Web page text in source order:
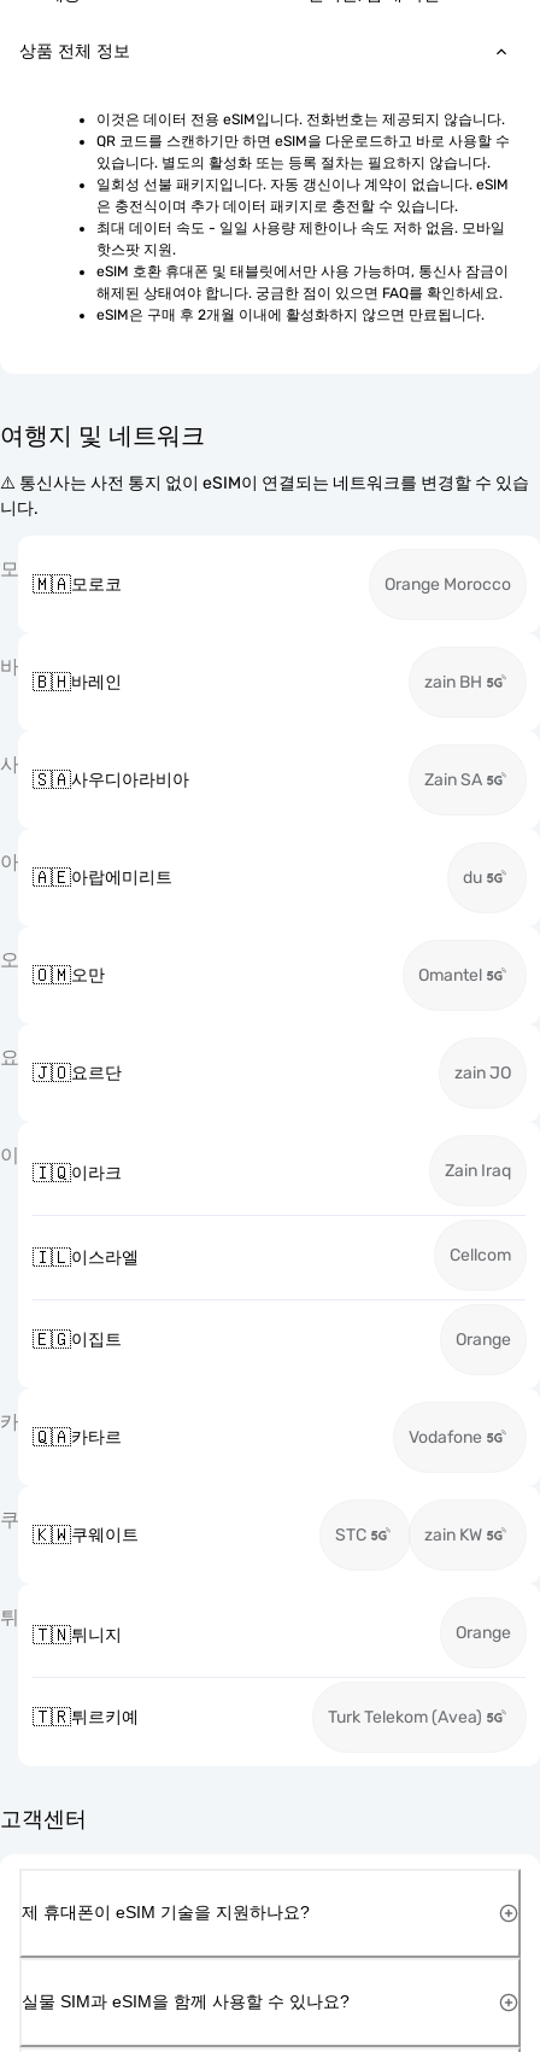
상품 전체 정보
이것은 데이터 전용 eSIM입니다. 전화번호는 제공되지 않습니다.
QR 코드를 스캔하기만 하면 eSIM을 다운로드하고 바로 사용할 수
있습니다. 별도의 활성화 또는 등록 절차는 필요하지 않습니다.
일회성 선불 패키지입니다. 자동 갱신이나 계약이 없습니다. eSIM
은 충전식이며 추가 데이터 패키지로 충전할 수 있습니다.
최대 데이터 속도 - 일일 사용량 제한이나 속도 저하 없음. 모바일
핫스팟 지원.
eSIM 호환 휴대폰 및 태블릿에서만 사용 가능하며, 통신사 잠금이
해제된 상태여야 합니다. 궁금한 점이 있으면 FAQ를 확인하세요.
eSIM은 구매 후 2개월 이내에 활성화하지 않으면 만료됩니다.
여행지 및 네트워크
⚠️ 통신사는 사전 통지 없이 eSIM이 연결되는 네트워크를 변경할 수 있습
니다.
모
🇲🇦모로코 Orange Morocco
바
🇧🇭바레인 zain BH
사
🇸🇦사우디아라비아 Zain SA
아
🇦🇪아랍에미리트 du
오
🇴🇲오만 Omantel
요
🇯🇴요르단 zain JO
이
🇮🇶이라크 Zain Iraq
🇮🇱이스라엘 Cellcom
🇪🇬이집트 Orange
카
🇶🇦카타르 Vodafone
쿠
🇰🇼쿠웨이트 STC zain KW
튀
🇹🇳튀니지 Orange
🇹🇷튀르키예 Turk Telekom (Avea)
고객센터
제 휴대폰이 eSIM 기술을 지원하나요?
실물 SIM과 eSIM을 함께 사용할 수 있나요?